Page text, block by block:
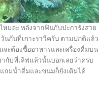
หมล่ะ หลังจากฟินกับปะการังสวย
นกันที่เกาะราวีครับ ตามปกติแล้ว
จะต้องซื้ออาหารและเครื่องดื่มบน
กับพี่เลิฟแล้วนั้นบอกเลยว่าครบ
มน้ำดื่มและขนมก็ยังเติมได้